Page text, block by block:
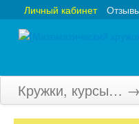
Личный кабинет
Кружки, курсы… →
Главная